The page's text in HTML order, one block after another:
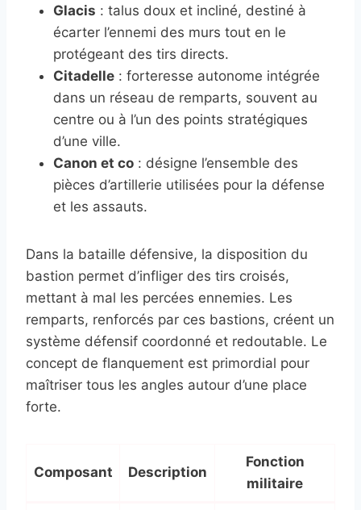
Glacis : talus doux et incliné, destiné à
écarter l’ennemi des murs tout en le
protégeant des tirs directs.
Citadelle : forteresse autonome intégrée
dans un réseau de remparts, souvent au
centre ou à l’un des points stratégiques
d’une ville.
Canon et co : désigne l’ensemble des
pièces d’artillerie utilisées pour la défense
et les assauts.
Dans la bataille défensive, la disposition du
bastion permet d’infliger des tirs croisés,
mettant à mal les percées ennemies. Les
remparts, renforcés par ces bastions, créent un
système défensif coordonné et redoutable. Le
concept de flanquement est primordial pour
maîtriser tous les angles autour d’une place
forte.
Composant Description
Fonction
militaire